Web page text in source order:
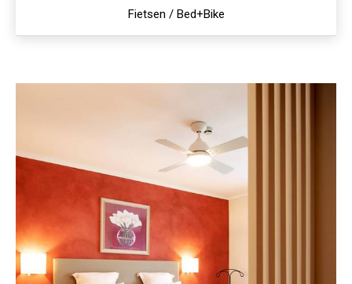
Fietsen / Bed+Bike